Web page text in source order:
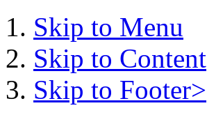
Skip to Menu
Skip to Content
Skip to Footer>